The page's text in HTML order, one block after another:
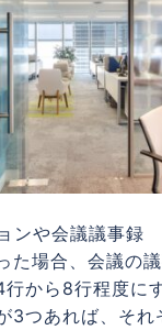
ンや会議議事録
た場合、会議の
から8行程度に
3つあれば、そ